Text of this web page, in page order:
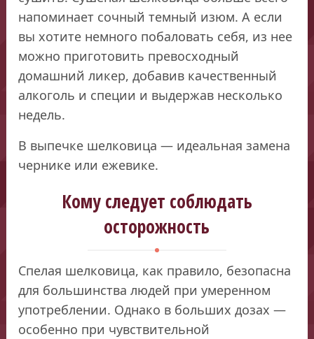
напоминает сочный темный изюм. А если
вы хотите немного побаловать себя, из нее
можно приготовить превосходный
домашний ликер, добавив качественный
алкоголь и специи и выдержав несколько
недель.
В выпечке шелковица — идеальная замена
чернике или ежевике.
Кому следует соблюдать
осторожность
Спелая шелковица, как правило, безопасна
для большинства людей при умеренном
употреблении. Однако в больших дозах —
особенно при чувствительной